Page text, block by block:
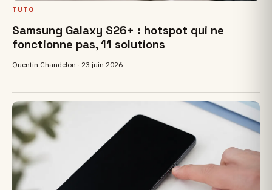
TUTO
Samsung Galaxy S26+ : hotspot qui ne
fonctionne pas, 11 solutions
Quentin Chandelon ·23 juin 2026